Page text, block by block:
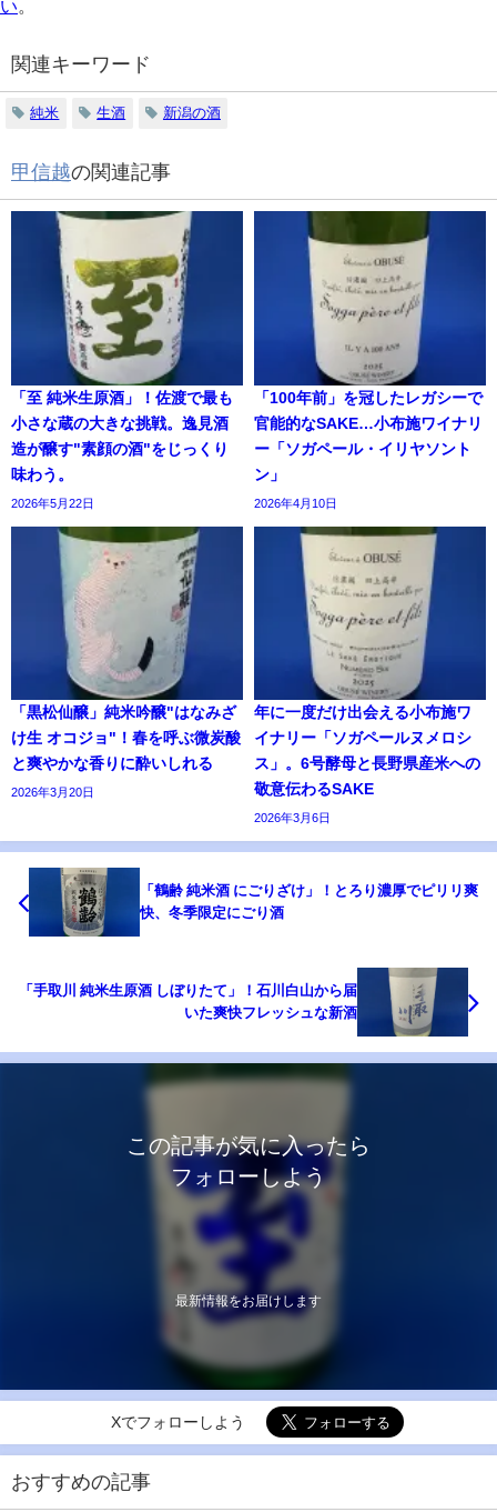
い。
関連キーワード
純米 生酒 新潟の酒
甲信越の関連記事
「至 純米生原酒」！佐渡で最も
小さな蔵の大きな挑戦。逸見酒
造が醸す"素顔の酒"をじっくり
味わう。
2026年5月22日
「100年前」を冠したレガシーで
官能的なSAKE…小布施ワイナリ
ー「ソガペール・イリヤソント
ン」
2026年4月10日
「黒松仙醸」純米吟醸"はなみざ
け生 オコジョ"！春を呼ぶ微炭酸
と爽やかな香りに酔いしれる
2026年3月20日
年に一度だけ出会える小布施ワ
イナリー「ソガペールヌメロシ
ス」。6号酵母と長野県産米への
敬意伝わるSAKE
2026年3月6日
「鶴齢 純米酒 にごりざけ」！とろり濃厚でピリリ爽
快、冬季限定にごり酒
「手取川 純米生原酒 しぼりたて」！石川白山から届
いた爽快フレッシュな新酒
この記事が気に入ったら
フォローしよう
最新情報をお届けします
Xでフォローしよう
おすすめの記事